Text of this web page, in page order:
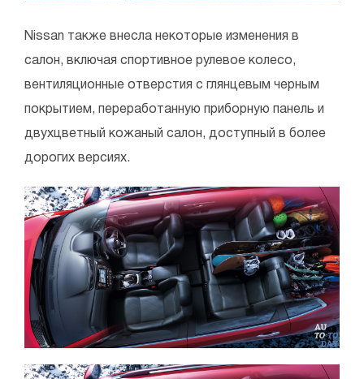
Nissan также внесла некоторые изменения в
салон, включая спортивное рулевое колесо,
вентиляционные отверстия с глянцевым черным
покрытием, переработанную приборную панель и
двухцветный кожаный салон, доступный в более
дорогих версиях.